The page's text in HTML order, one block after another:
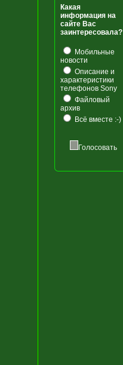
Какая
информация на
сайте Вас
заинтересовала?
Мобильные
новости
Описание и
характеристики
телефонов Sony
Файловый
архив
Всё вместе :-)
Голосовать